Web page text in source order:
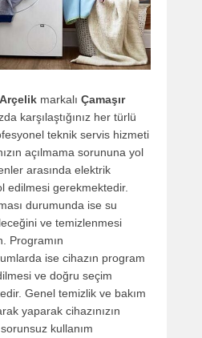
Arçelik markalı Çamaşır
karşılaştığınız her türlü
teknik servis hizmeti
açılmama sorununa yol
arasında elektrik
edilmesi gerekmektedir.
durumunda ise su
ve temizlenmesi
Programın
ise cihazın program
ve doğru seçim
Genel temizlik ve bakım
yaparak cihazınızın
kullanım